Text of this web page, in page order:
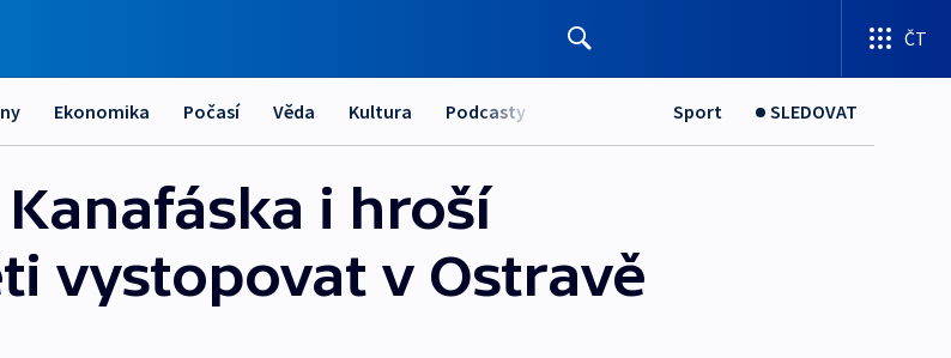
ČT
Ekonomika Počasí Věda Kultura Podcasty Sport SLEDOVAT
i hroší
vystopovat v Ostravě